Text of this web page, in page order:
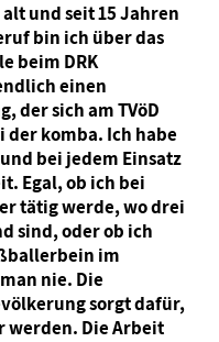
und seit 15 Jahren
bin ich über das
beim DRK
einen
der sich am TVöD
komba. Ich habe
bei jedem Einsatz
Egal, ob ich bei
tätig werde, wo drei
sind, oder ob ich
im
nie. Die
sorgt dafür,
werden. Die Arbeit